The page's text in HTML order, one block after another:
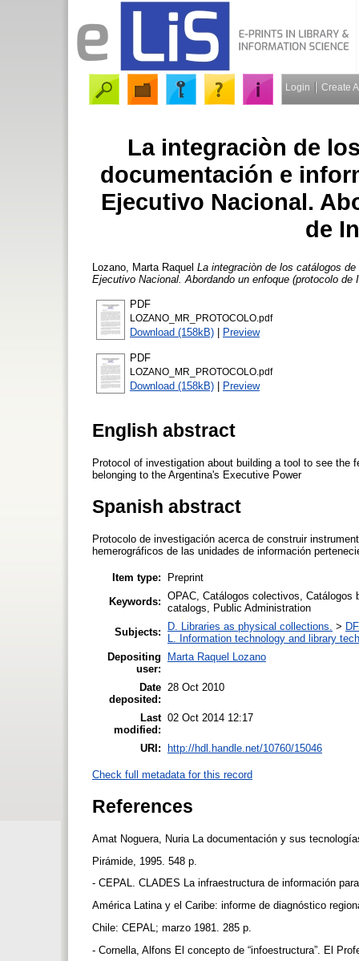
Login Create
La integraciòn de
documentación e
Ejecutivo Nacional.
de
Lozano, Marta Raquel La integraciòn de los catálogos
Ejecutivo Nacional. Abordando un enfoque (protocolo de
PDF
LOZANO_MR_PROTOCOLO.pdf
Download (158kB) | Preview
PDF
LOZANO_MR_PROTOCOLO.pdf
Download (158kB) | Preview
English abstract
Protocol of investigation about building a tool to see
belonging to the Argentina's Executive Power
Spanish abstract
Protocolo de investigación acerca de construir
hemerográficos de las unidades de información
Item type:
Preprint
Keywords: OPAC, Catálogos colectivos,
catalogs, Public Administration
Subjects:
D. Libraries as physical collections. >
L. Information technology and library
Depositing
user:
Marta Raquel Lozano
Date
deposited:
28 Oct 2010
Last
modified:
02 Oct 2014 12:17
URI: http://hdl.handle.net/10760/15046
Check full metadata for this record
References
Amat Noguera, Nuria La documentación y sus
Pirámide, 1995. 548 p.
- CEPAL. CLADES La infraestructura de información
América Latina y el Caribe: informe de diagnóstico
Chile: CEPAL; marzo 1981. 285 p.
- Cornella, Alfons El concepto de “infoestructura”. El